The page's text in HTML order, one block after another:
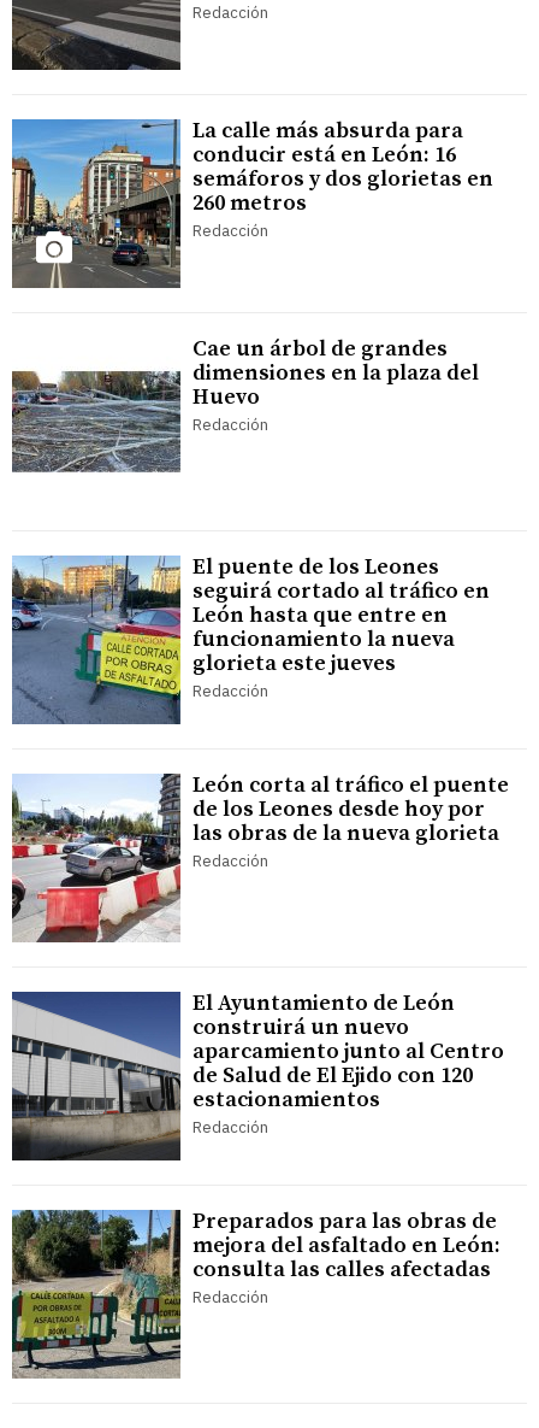
Redacción
La calle más absurda para
conducir está en León: 16
semáforos y dos glorietas en
260 metros
Redacción
Cae un árbol de grandes
dimensiones en la plaza del
Huevo
Redacción
El puente de los Leones
seguirá cortado al tráfico en
León hasta que entre en
funcionamiento la nueva
glorieta este jueves
Redacción
León corta al tráfico el puente
de los Leones desde hoy por
las obras de la nueva glorieta
Redacción
El Ayuntamiento de León
construirá un nuevo
aparcamiento junto al Centro
de Salud de El Ejido con 120
estacionamientos
Redacción
Preparados para las obras de
mejora del asfaltado en León:
consulta las calles afectadas
Redacción